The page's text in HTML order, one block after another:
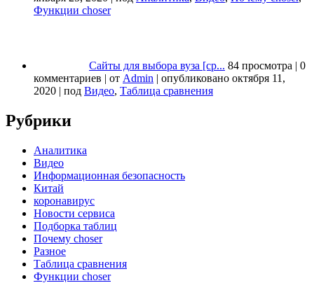
Функции choser
Сайты для выбора вуза [ср... 84 просмотра | 0
комментариев | от Admin | опубликовано октября 11,
2020 | под Видео, Таблица сравнения
Рубрики
Аналитика
Видео
Информационная безопасность
Китай
коронавирус
Новости сервиса
Подборка таблиц
Почему choser
Разное
Таблица сравнения
Функции choser